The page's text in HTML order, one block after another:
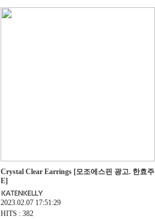
Crystal Clear Earrings [모조에스핀 광고. 한효주
E]
2023.02.07 17:51:29
HITS : 382